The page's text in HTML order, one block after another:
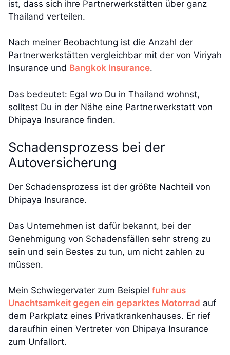
ist, dass sich ihre Partnerwerkstätten über ganz
Thailand verteilen.
Nach meiner Beobachtung ist die Anzahl der
Partnerwerkstätten vergleichbar mit der von Viriyah
Insurance und Bangkok Insurance.
Das bedeutet: Egal wo Du in Thailand wohnst,
solltest Du in der Nähe eine Partnerwerkstatt von
Dhipaya Insurance finden.
Schadensprozess bei der
Autoversicherung
Der Schadensprozess ist der größte Nachteil von
Dhipaya Insurance.
Das Unternehmen ist dafür bekannt, bei der
Genehmigung von Schadensfällen sehr streng zu
sein und sein Bestes zu tun, um nicht zahlen zu
müssen.
Mein Schwiegervater zum Beispiel fuhr aus
Unachtsamkeit gegen ein geparktes Motorrad auf
dem Parkplatz eines Privatkrankenhauses. Er rief
daraufhin einen Vertreter von Dhipaya Insurance
zum Unfallort.